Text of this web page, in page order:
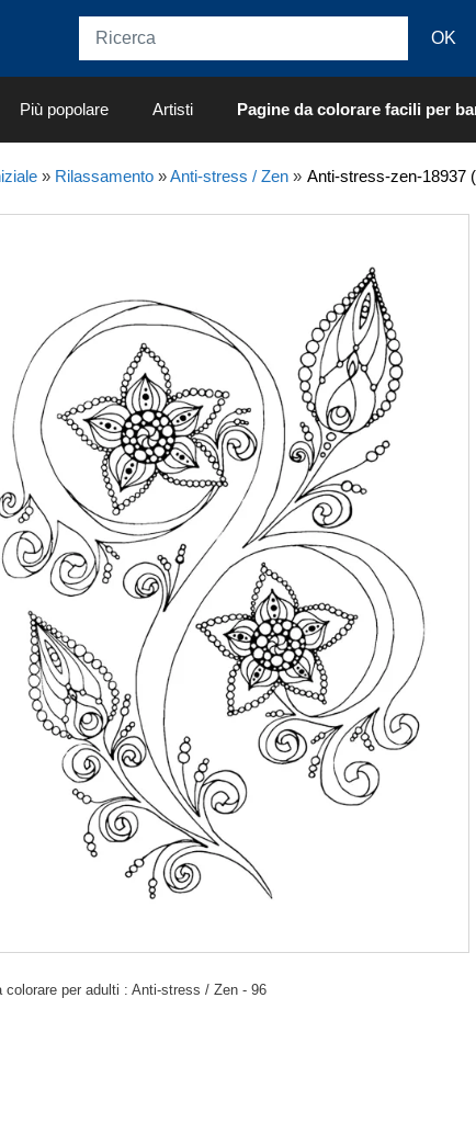
Più popolare Artisti Pagine da colorare facili per
» Rilassamento»Anti-stress / Zen» Anti-stress-zen-18937
colorare per adulti : Anti-stress / Zen - 96